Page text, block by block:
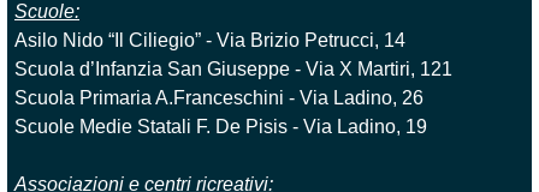
Scuole:
Asilo Nido “Il Ciliegio” - Via Brizio Petrucci, 14
Scuola d’Infanzia San Giuseppe - Via X Martiri, 121
Scuola Primaria A.Franceschini - Via Ladino, 26
Scuole Medie Statali F. De Pisis - Via Ladino, 19
Associazioni e centri ricreativi: